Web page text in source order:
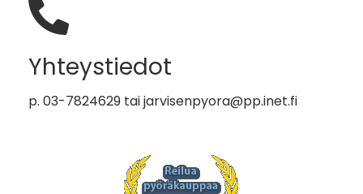
Yhteystiedot
p. 03-7824629 taijarvisenpyora@pp.inet.fi